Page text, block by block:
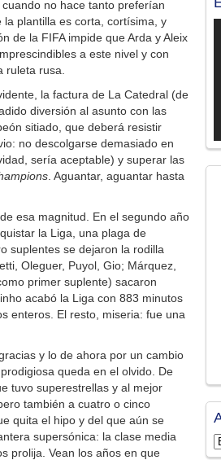
no hace tanto preferían
plantilla es corta, cortísima, y
de la FIFA impide que Arda y Aleix
a este nivel y con
ruleta rusa.
la factura de La Catedral (de
diversión al asunto con las
sitiado, que deberá resistir
no descolgarse demasiado en
sería aceptable) y superar las
. Aguantar, aguantar hasta
esa magnitud. En el segundo año
la Liga, una plaga de
suplentes se dejaron la rodilla
Oleguer, Puyol, Gio; Márquez,
primer suplente) sacaron
acabó la Liga con 883 minutos
enteros. El resto, miseria: fue una
y lo de ahora por un cambio
queda en el olvido. De
tuvo superestrellas y al mejor
también a cuatro o cinco
quita el hipo y del que aún se
supersónica: la clase media
prolija. Vean los años en que